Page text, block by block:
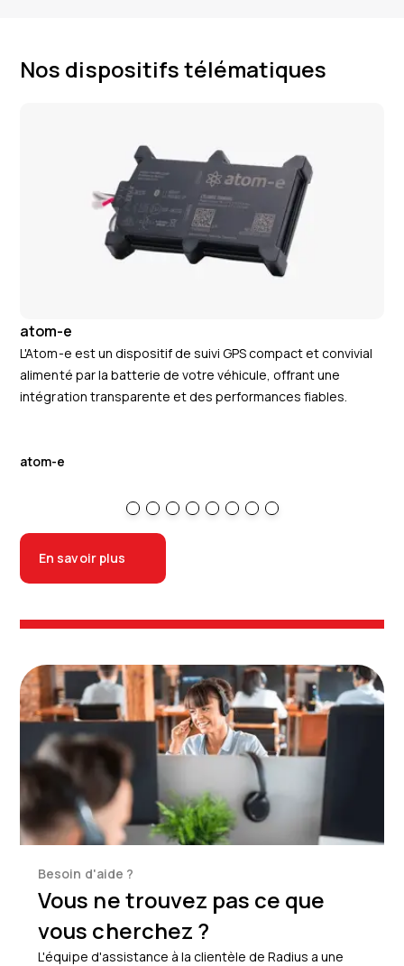
Nos dispositifs télématiques
atom-e
L'Atom-e est un dispositif de suivi GPS compact et convivial
alimenté par la batterie de votre véhicule, offrant une
intégration transparente et des performances fiables.
atom-e
En savoir plus
Besoin d'aide ?
Vous ne trouvez pas ce que
vous cherchez ?
L'équipe d'assistance à la clientèle de Radius a une